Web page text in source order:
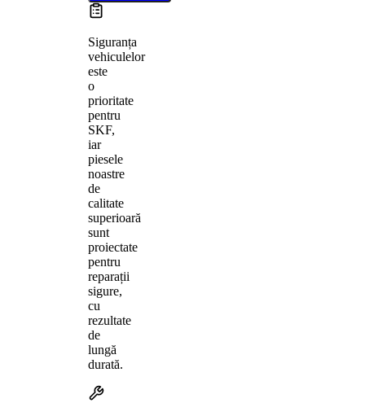
Siguranța
vehiculelor
este
o
prioritate
pentru
SKF,
iar
piesele
noastre
de
calitate
superioară
sunt
proiectate
pentru
reparații
sigure,
cu
rezultate
de
lungă
durată.